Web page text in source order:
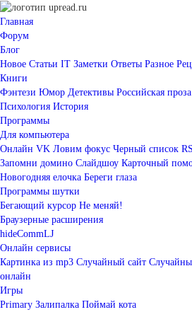
Главная
Форум
Блог
Новое Статьи IT Заметки Ответы Разное
Книги
Фэнтези Юмор Детективы Российская проза
Психология История
Программы
Для компьютера
Онлайн VK Ловим фокус Черный список
Запомни домино Слайдшоу Карточный
Новогодняя елочка Береги глаза
Программы шутки
Бегающий курсор Не меняй!
Браузерные расширения
hideCommLJ
Онлайн сервисы
Картинка из mp3 Случайный сайт
онлайн
Игры
Primary Залипалка Поймай кота